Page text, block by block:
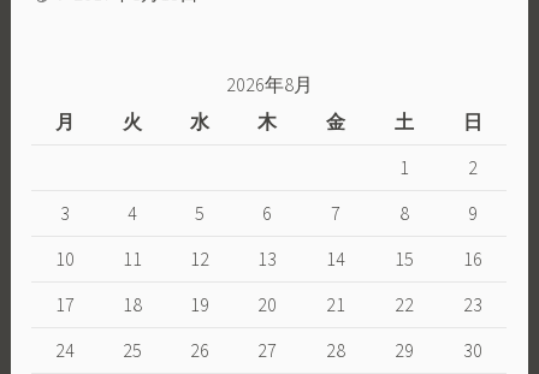
2026年8月
月
火 水 木 金 土
日
1
2
3
4 5 6 7 8
9
10
11 12 13 14 15
16
17
18 19 20 21 22
23
24
25 26 27 28 29
30